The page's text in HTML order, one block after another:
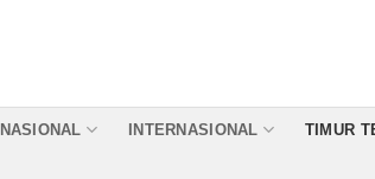
NASIONAL INTERNASIONAL TIMUR